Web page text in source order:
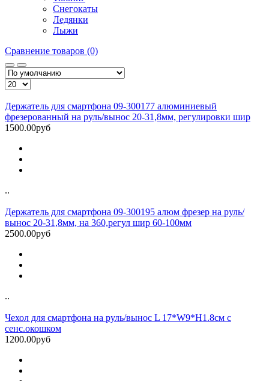
Снегокаты
Ледянки
Лыжи
Сравнение товаров (0)
Держатель для смартфона 09-300177 алюминиевый
фрезерованный на руль/вынос 20-31,8мм, регулировки шир
1500.00руб
..
Держатель для смартфона 09-300195 алюм фрезер на руль/
вынос 20-31,8мм, на 360,регул шир 60-100мм
2500.00руб
..
Чехол для смартфона на руль/вынос L 17*W9*H1.8см с
сенс.окошком
1200.00руб